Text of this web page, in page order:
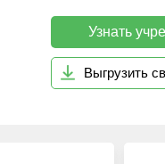
Узнать
Выгрузить